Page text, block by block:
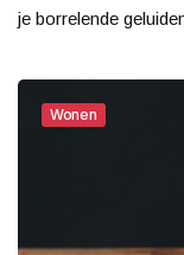
je borrelende
Wonen